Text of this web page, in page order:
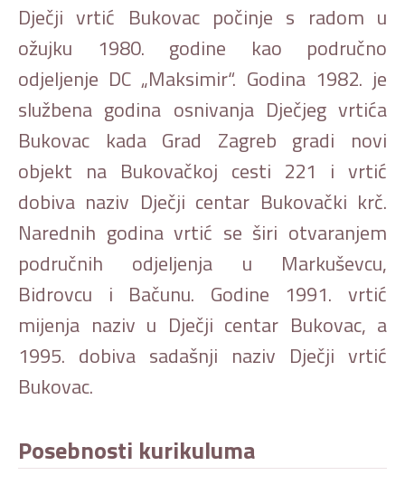
Dječji vrtić Bukovac počinje s radom u
ožujku 1980. godine kao područno
odjeljenje DC „Maksimir“. Godina 1982. je
službena godina osnivanja Dječjeg vrtića
Bukovac kada Grad Zagreb gradi novi
objekt na Bukovačkoj cesti 221 i vrtić
dobiva naziv Dječji centar Bukovački krč.
Narednih godina vrtić se širi otvaranjem
područnih odjeljenja u Markuševcu,
Bidrovcu i Bačunu. Godine 1991. vrtić
mijenja naziv u Dječji centar Bukovac, a
1995. dobiva sadašnji naziv Dječji vrtić
Bukovac.
Posebnosti kurikuluma